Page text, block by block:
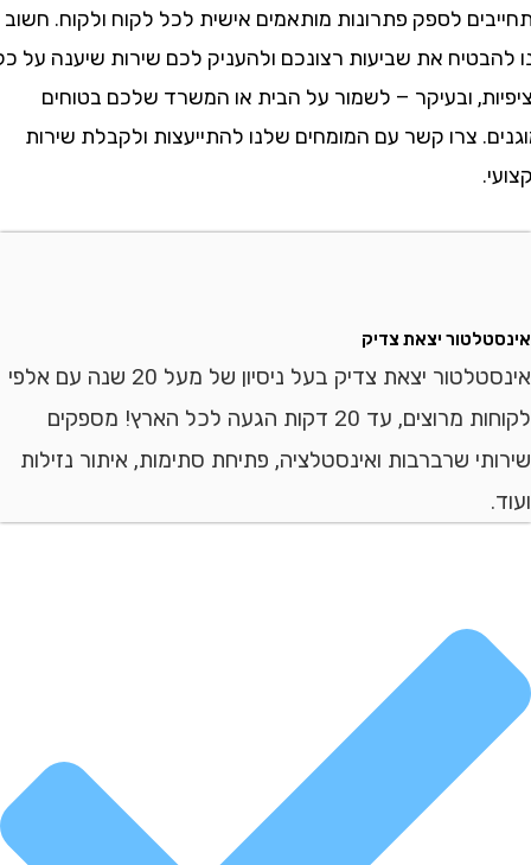
לספק פתרונות מותאמים אישית לכל לקוח ולקוח. חשוב
את שביעות רצונכם ולהעניק לכם שירות שיענה על כל
ובעיקר – לשמור על הבית או המשרד שלכם בטוחים
צרו קשר עם המומחים שלנו להתייעצות ולקבלת שירות
יצאת צדיק
אינסטלטור יצאת צדיק בעל ניסיון של מעל 20 שנה עם אלפי
לקוחות מרוצים, עד 20 דקות הגעה לכל הארץ! מספקים
שרברבות ואינסטלציה, פתיחת סתימות, איתור נזילות